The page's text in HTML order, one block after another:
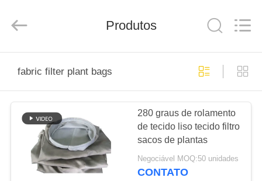
PRODUTOS
SOBRE
NÓS
Environmental
Technology
Rights
Produtos
fabric filter plant bags
280 graus de rolamento
de tecido liso tecido filtro
sacos de plantas
Negociável MOQ:50 unidades
CONTATO